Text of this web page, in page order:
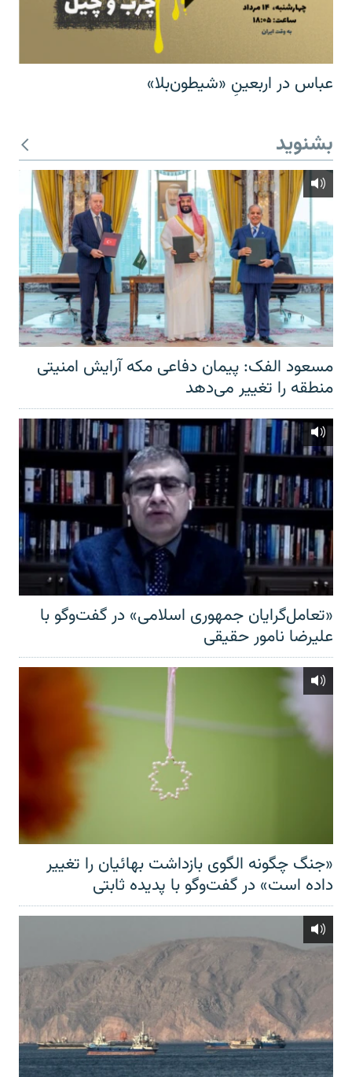
عباس در اربعینِ «شیطون‌بلا»
بشنوید
مسعود الفک: پیمان دفاعی مکه آرایش امنیتی
منطقه را تغییر می‌دهد
«تعامل‌گرایان جمهوری اسلامی» در گفت‌وگو با
علیرضا نامور حقیقی
«جنگ چگونه الگوی بازداشت بهائیان را تغییر
داده است» در گفت‌وگو با پدیده ثابتی